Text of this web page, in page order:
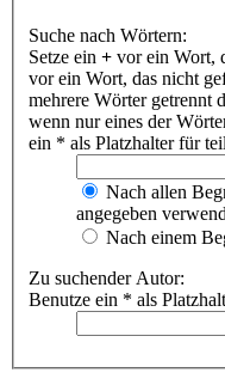
Suche nach Wörtern:
Setze ein + vor ein Wort,
vor ein Wort, das nicht
mehrere Wörter getrennt
wenn nur eines der
ein * als Platzhalter für
Nach allen
angegeben
Nach einem
Zu suchender Autor:
Benutze ein * als